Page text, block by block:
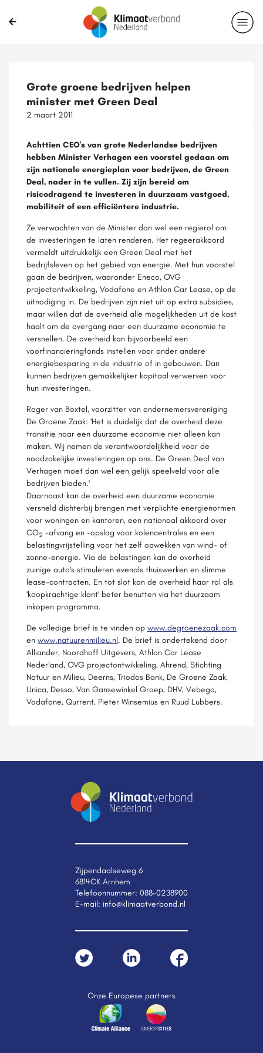
Grote groene bedrijven helpen
minister met Green Deal
2 maart 2011
Achttien CEO's van grote Nederlandse bedrijven
hebben Minister Verhagen een voorstel gedaan om
zijn nationale energieplan voor bedrijven, de Green
Deal, nader in te vullen. Zij zijn bereid om
risicodragend te investeren in duurzaam vastgoed,
mobiliteit of een efficiëntere industrie.
Ze verwachten van de Minister dan wel een regierol om
de investeringen te laten renderen. Het regeerakkoord
vermeldt uitdrukkelijk een Green Deal met het
bedrijfsleven op het gebied van energie. Met hun voorstel
gaan de bedrijven, waaronder Eneco, OVG
projectontwikkeling, Vodafone en Athlon Car Lease, op de
uitnodiging in. De bedrijven zijn niet uit op extra subsidies,
maar willen dat de overheid alle mogelijkheden uit de kast
haalt om de overgang naar een duurzame economie te
versnellen. De overheid kan bijvoorbeeld een
voorfinancieringfonds instellen voor onder andere
energiebesparing in de industrie of in gebouwen. Dan
kunnen bedrijven gemakkelijker kapitaal verwerven voor
hun investeringen.
Roger van Boxtel, voorzitter van ondernemersvereniging
De Groene Zaak: 'Het is duidelijk dat de overheid deze
transitie naar een duurzame economie niet alleen kan
maken. Wij nemen de verantwoordelijkheid voor de
noodzakelijke investeringen op ons. De Green Deal van
Verhagen moet dan wel een gelijk speelveld voor alle
bedrijven bieden.'
Daarnaast kan de overheid een duurzame economie
versneld dichterbij brengen met verplichte energienormen
voor woningen en kantoren, een nationaal akkoord over
CO2 -afvang en -opslag voor kolencentrales en een
belastingvrijstelling voor het zelf opwekken van wind- of
zonne-energie. Via de belastingen kan de overheid
zuinige auto's stimuleren evenals thuiswerken en slimme
lease-contracten. En tot slot kan de overheid haar rol als
'koopkrachtige klant' beter benutten via het duurzaam
inkopen programma.
De volledige brief is te vinden op www.degroenezaak.com
en www.natuurenmilieu.nl. De brief is ondertekend door
Alliander, Noordhoff Uitgevers, Athlon Car Lease
Nederland, OVG projectontwikkeling, Ahrend, Stichting
Natuur en Milieu, Deerns, Triodos Bank, De Groene Zaak,
Unica, Desso, Van Gansewinkel Groep, DHV, Vebego,
Vodafone, Qurrent, Pieter Winsemius en Ruud Lubbers.
Zijpendaalseweg 6
6814CK Arnhem
Telefoonnummer: 088-0238900
E-mail: info@klimaatverbond.nl
Onze Europese partners